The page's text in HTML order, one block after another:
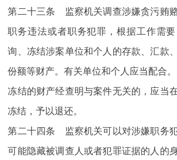
第二十三条 监察机关调查涉嫌贪污贿
职务违法或者职务犯罪，根据工作需
询、冻结涉案单位和个人的存款、汇款
份额等财产。有关单位和个人应当配合。
冻结的财产经查明与案件无关的，应当
冻结，予以退还。
第二十四条 监察机关可以对涉嫌职务
可能隐藏被调查人或者犯罪证据的人的